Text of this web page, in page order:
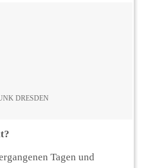
DRESDEN
Tagen und